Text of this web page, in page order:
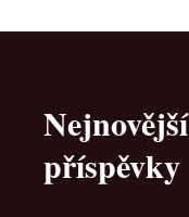
Nejnovější
příspěvky